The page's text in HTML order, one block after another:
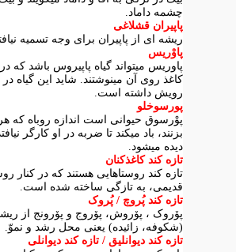
چشمه داماد.
پاپیران قشلاغی
ریشه ای از پاپیران برای وجه تسمیه
پاوْریس
پاوریس میتواند گیاه پاپیروس باشد که
کاغذ روی آن مینوشتند. شاید این گیاه
رویش داشته است.
پورسوخلو
پوْرسوق حیوانی است اندازه روباه که
بزنند، باد میکند تا ضربه در او کارگر
دیده میشود.
تازه کند کاغذکنان
تازه کند روستاهایی هستند که در کنار
قدیمی، به تازگی ساخته شده است.
تازه کند پُروچ / پُروک
پۆروک ، پۆروش، پۆروج و پۆرونج از
(شکوفه، زائیده) یعنی محل رشد و نموّ.
تازه کند دیوانلیق / تازه کند دیوانلی